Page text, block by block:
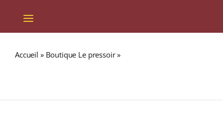
Toggle
Navigation
Accueil » Boutique Le pressoir»